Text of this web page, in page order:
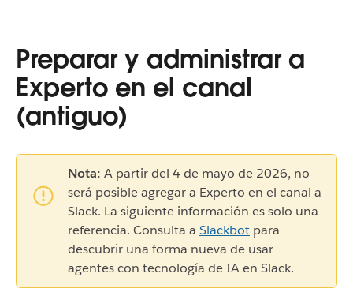
Preparar y administrar a
Experto en el canal
(antiguo)
Nota: A partir del 4 de mayo de 2026, no
será posible agregar a Experto en el canal a
Slack. La siguiente información es solo una
referencia. Consulta a Slackbot para
descubrir una forma nueva de usar
agentes con tecnología de IA en Slack.